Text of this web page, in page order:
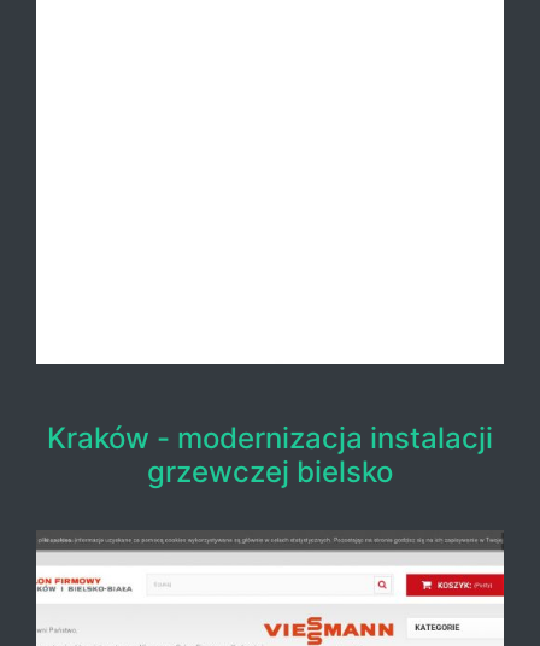
Kraków - modernizacja instalacji
grzewczej bielsko